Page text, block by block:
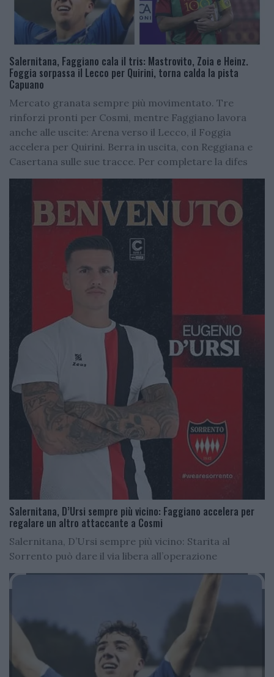
Salernitana, Faggiano cala il tris: Mastrovito, Zoia e Heinz.
Foggia sorpassa il Lecco per Quirini, torna calda la pista
Capuano
Mercato granata sempre più movimentato. Tre
rinforzi pronti per Cosmi, mentre Faggiano lavora
anche alle uscite: Arena verso il Lecco, il Foggia
accelera per Quirini. Berra in uscita, con Reggiana e
Casertana sulle sue tracce. Per completare la difes
Salernitana, D’Ursi sempre più vicino: Faggiano accelera per
regalare un altro attaccante a Cosmi
Salernitana, D’Ursi sempre più vicino: Starita al
Sorrento può dare il via libera all’operazione